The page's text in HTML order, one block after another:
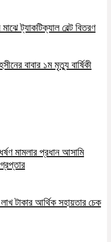
ট্যাকটিক্যাল বেল্ট বিতরণ
বাবার ১ম মৃত্যু বার্ষিকী
মামলার প্রধান আসামি
টাকার আর্থিক সহায়তার চেক